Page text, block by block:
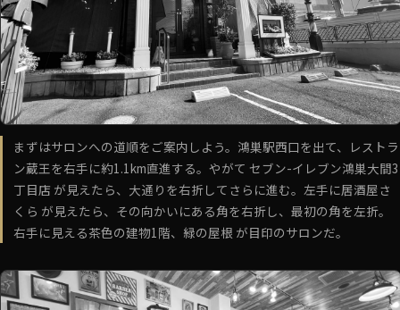
まずはサロンへの道順をご案内しよう。鴻巣駅西口を出て、レストラ
ン蔵王を右手に約1.1km直進する。やがて セブン-イレブン鴻巣大間3
丁目店 が見えたら、大通りを右折してさらに進む。左手に居酒屋さ
くら が見えたら、その向かいにある角を右折し、最初の角を左折。
右手に見える茶色の建物1階、緑の屋根 が目印のサロンだ。